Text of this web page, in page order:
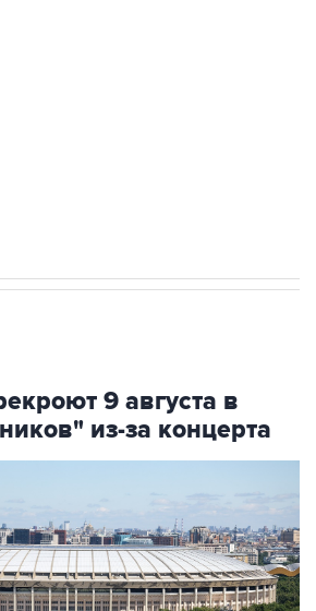
9 августа в
из-за концерта